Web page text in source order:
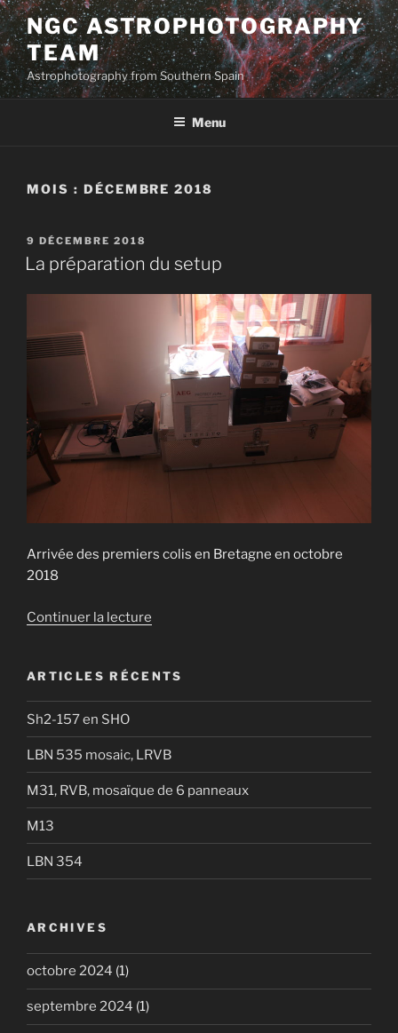
Aller
au
contenu
principal
NGC ASTROPHOTOGRAPHY
TEAM
Astrophotography from Southern Spain
Menu
MOIS : DÉCEMBRE 2018
PUBLIÉ
LE
9 DÉCEMBRE 2018
La préparation du setup
Arrivée des premiers colis en Bretagne en octobre
2018
Continuer la lecture
du
setup »
ARTICLES RÉCENTS
Sh2-157 en SHO
LBN 535 mosaic, LRVB
M31, RVB, mosaïque de 6 panneaux
M13
LBN 354
ARCHIVES
octobre 2024 (1)
septembre 2024 (1)